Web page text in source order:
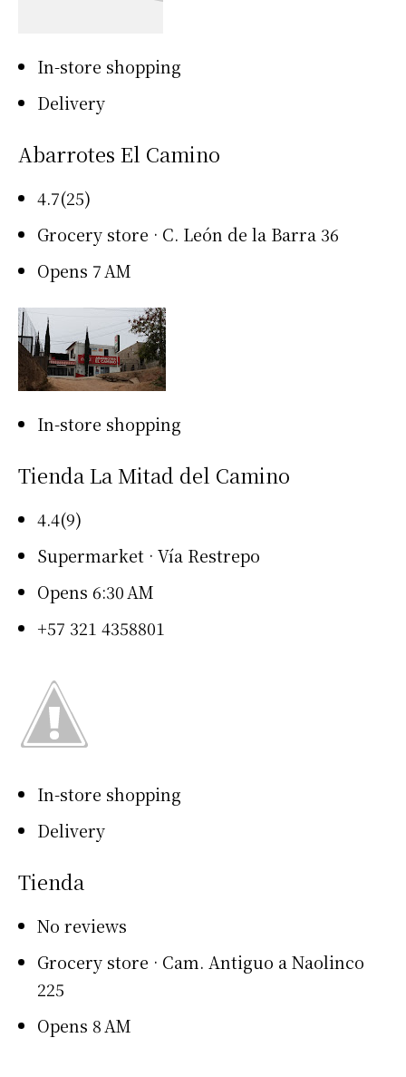
In-store shopping
Delivery
Abarrotes El Camino
4.7(25)
Grocery store · C. León de la Barra 36
Opens 7 AM
In-store shopping
Tienda La Mitad del Camino
4.4(9)
Supermarket · Vía Restrepo
Opens 6:30 AM
+57 321 4358801
In-store shopping
Delivery
Tienda
No reviews
Grocery store · Cam. Antiguo a Naolinco
225
Opens 8 AM